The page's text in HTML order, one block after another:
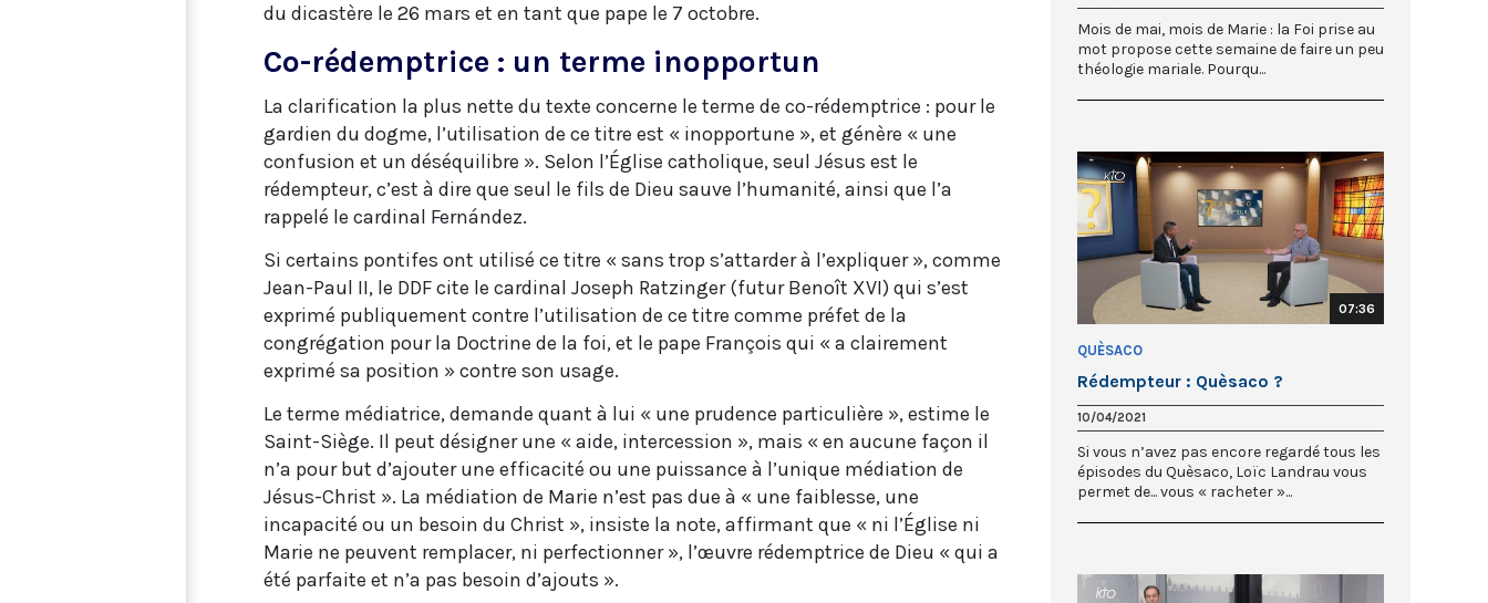
du dicastère le 26 mars et en tant que pape le 7 octobre.
Co-rédemptrice : un terme inopportun
La clarification la plus nette du texte concerne le terme de co-rédemptrice : pour le
gardien du dogme, l’utilisation de ce titre est « inopportune », et génère « une
confusion et un déséquilibre ». Selon l’Église catholique, seul Jésus est le
rédempteur, c’est à dire que seul le fils de Dieu sauve l’humanité, ainsi que l’a
rappelé le cardinal Fernández.
Si certains pontifes ont utilisé ce titre « sans trop s’attarder à l’expliquer », comme
Jean-Paul II, le DDF cite le cardinal Joseph Ratzinger (futur Benoît XVI) qui s’est
exprimé publiquement contre l’utilisation de ce titre comme préfet de la
congrégation pour la Doctrine de la foi, et le pape François qui « a clairement
exprimé sa position » contre son usage.
Le terme médiatrice, demande quant à lui « une prudence particulière », estime le
Saint-Siège. Il peut désigner une « aide, intercession », mais « en aucune façon il
n’a pour but d’ajouter une efficacité ou une puissance à l’unique médiation de
Jésus-Christ ». La médiation de Marie n’est pas due à « une faiblesse, une
incapacité ou un besoin du Christ », insiste la note, affirmant que « ni l’Église ni
Marie ne peuvent remplacer, ni perfectionner », l’œuvre rédemptrice de Dieu « qui a
été parfaite et n’a pas besoin d’ajouts ».
Mois de mai, mois de Marie : la Foi prise au
mot propose cette semaine de faire un peu
théologie mariale. Pourqu...
07:36
QUÈSACO
Rédempteur : Quèsaco ?
10/04/2021
Si vous n’avez pas encore regardé tous les
épisodes du Quèsaco, Loïc Landrau vous
permet de... vous « racheter »...